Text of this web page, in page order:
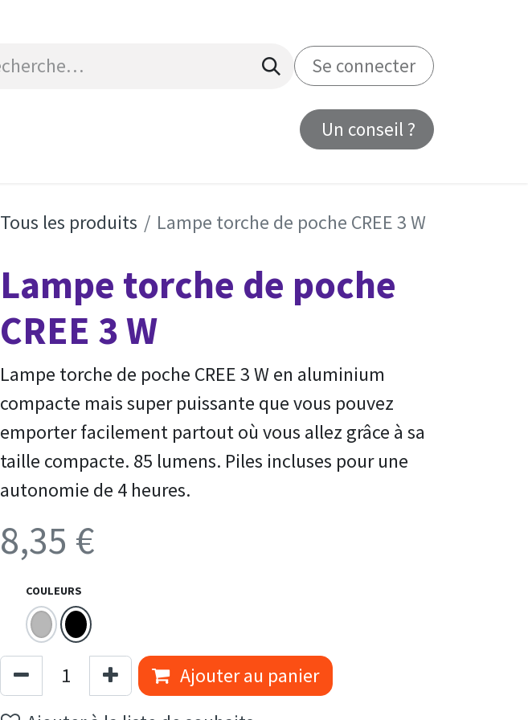
Se connecter
Un conseil ?
Tous les produits Lampe torche de poche CREE 3 W
Lampe torche de poche
CREE 3 W
Lampe torche de poche CREE 3 W en aluminium
compacte mais super puissante que vous pouvez
emporter facilement partout où vous allez grâce à sa
taille compacte. 85 lumens. Piles incluses pour une
autonomie de 4 heures.
8,35 €
COULEURS
Ajouter au panier